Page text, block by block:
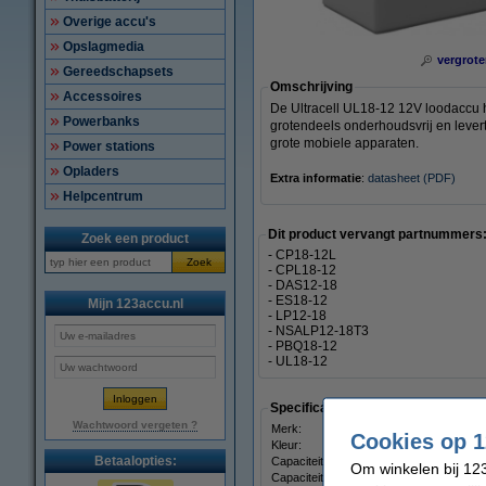
Overige accu's
Opslagmedia
Gereedschapsets
Accessoires
Powerbanks
Power stations
Opladers
Helpcentrum
Zoek een product
Zoek
Mijn 123accu.nl
Wachtwoord vergeten ?
Betaalopties:
Omschrijving
De Ultracell UL18-12 12V
grotendeels onderhoudsvrij en
grote mobiele apparaten.
Extra informatie: datasheet (PDF)
Dit product vervangt partnummers:
- CP18-12L
- CPL18-12
- DAS12-18
- ES18-12
- LP12-18
- NSALP12-18T3
- PBQ18-12
- UL18-12
Specificaties
Merk:
Kleur:
Wit
Capaciteit:
18.000 mAh
Capaciteit:
18 Ah
Cookies op
Om winkelen bij